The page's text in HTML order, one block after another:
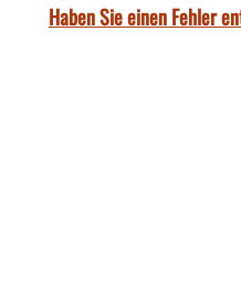
Haben Sie einen Fehler